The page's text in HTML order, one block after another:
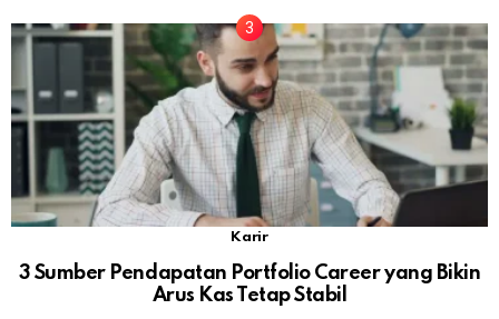
Karir
3 Sumber Pendapatan Portfolio Career yang Bikin
Arus Kas Tetap Stabil